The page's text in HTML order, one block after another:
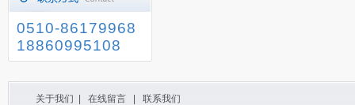
0510-86179968
18860995108
关于我们 在线留言 联系我们